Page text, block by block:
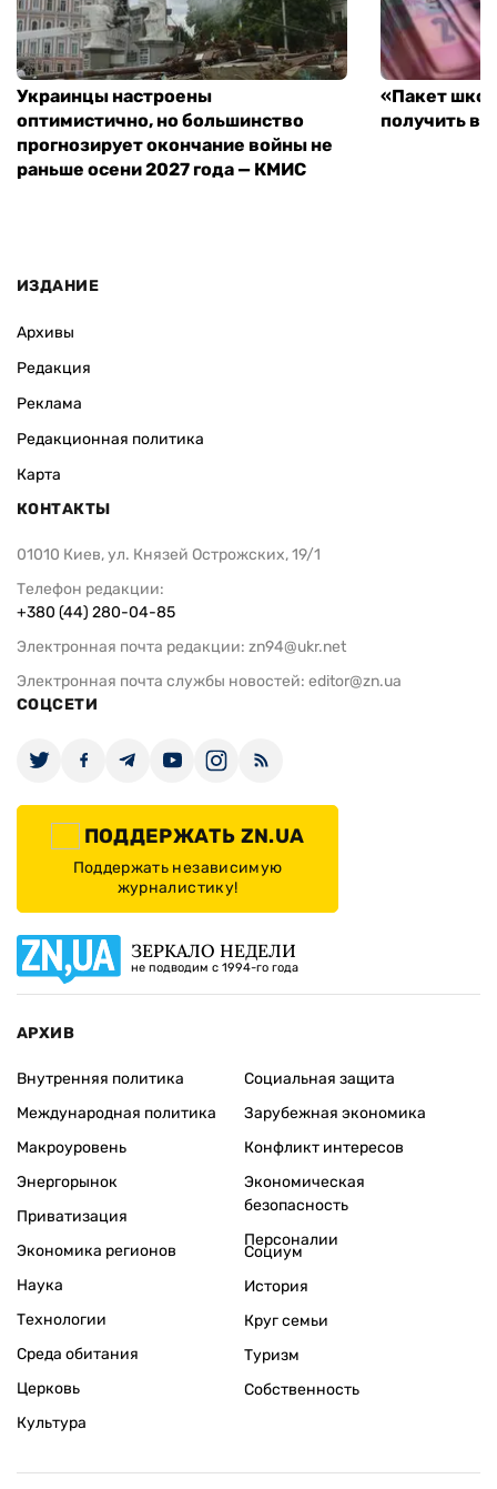
Украинцы настроены
оптимистично, но большинство
прогнозирует окончание войны не
раньше осени 2027 года — КМИС
«Пакет
получить
ИЗДАНИЕ
Архивы
Редакция
Реклама
Редакционная политика
Карта
КОНТАКТЫ
01010 Киев, ул. Князей Острожских, 19/1
Телефон редакции:
+380 (44) 280-04-85
Электронная почта редакции: zn94@ukr.net
Электронная почта службы новостей: editor@zn.ua
СОЦСЕТИ
ПОДДЕРЖАТЬ ZN.UA
Поддержать независимую
журналистику!
ЗЕРКАЛО НЕДЕЛИ
не подводим с 1994-го года
АРХИВ
Внутренняя политика
Международная политика
Макроуровень
Энергорынок
Приватизация
Экономика регионов
Социальная защита
Зарубежная экономика
Конфликт интересов
Экономическая
безопасность
Персоналии
Наука
Технологии
Среда обитания
Церковь
Культура
Социум
История
Круг семьи
Туризм
Собственность